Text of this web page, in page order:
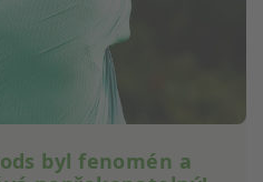
byl fenomén a
výběru obsahu
zeměpisné
aktivně